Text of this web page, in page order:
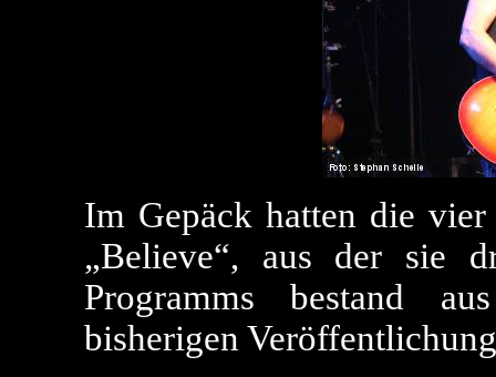
Im Gepäck hatten die
„Believe“, aus der sie
Programms bestand
bisherigen